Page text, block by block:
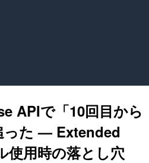
APIで「10回目から
った — Extended
用時の落とし穴